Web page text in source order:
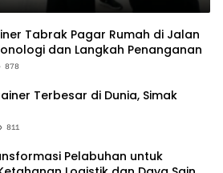
Tabrak Pagar Rumah di Jalan
dan Langkah Penanganan
878
Terbesar di Dunia, Simak
811
Pelabuhan untuk